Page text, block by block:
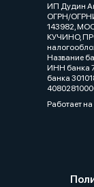
ИП Дудин
ОГРН/
143982,
КУЧИНО,
Название
ИНН банка
банка
Работает